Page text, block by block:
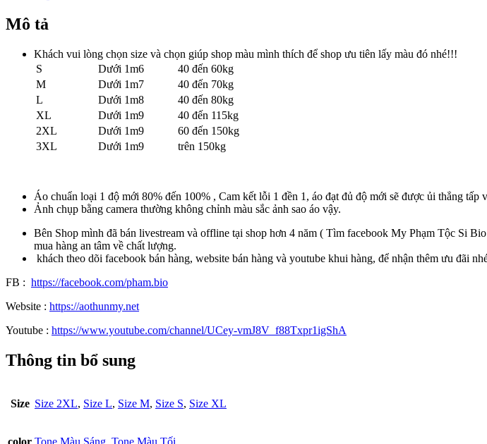
Mô tả
Khách vui lòng chọn size và chọn giúp shop màu mình thích để shop ưu tiên lấy màu đó nhé!!!
S
Dưới 1m6
40 đến 60kg
M
Dưới 1m7
40 đến 70kg
L
Dưới 1m8
40 đến 80kg
XL
Dưới 1m9
40 đến 115kg
2XL
Dưới 1m9
60 đến 150kg
3XL
Dưới 1m9 trên 150kg
Áo chuẩn loại 1 độ mới 80% đến 100% , Cam kết lỗi 1 đền 1, áo đạt đủ độ mới sẽ được ủi thẳng
Ảnh chụp bằng camera thường không chỉnh màu sắc ảnh sao áo vậy.
Bên Shop mình đã bán livestream và offline tại shop hơn 4 năm ( Tìm facebook My Phạm Tộc Si
mua hàng an tâm về chất lượng.
khách theo dõi facebook bán hàng, website bán hàng và youtube khui hàng, để nhận thêm ưu đãi
FB : https://facebook.com/pham.bio
Website : https://aothunmy.net
Youtube : https://www.youtube.com/channel/UCey-vmJ8V_f88Txpr1igShA
Thông tin bổ sung
Size Size 2XL, Size L, Size M, Size S, Size XL
color Tone Màu Sáng Tone Màu Tối